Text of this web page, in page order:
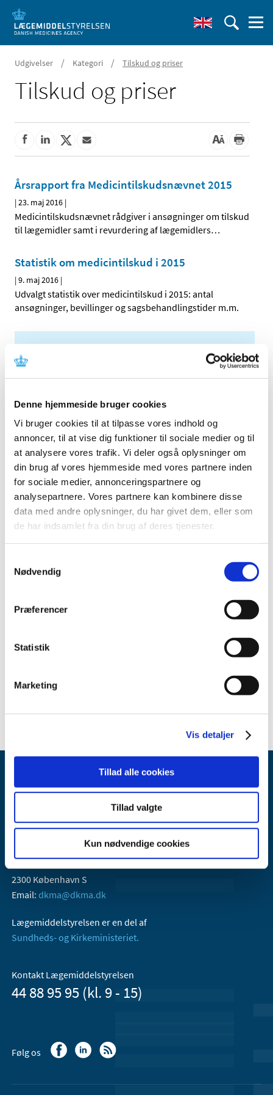
Denne hjemmeside bruger cookies
Vi bruger cookies til at tilpasse vores indhold og
annoncer, til at vise dig funktioner til sociale medier og til
at analysere vores trafik. Vi deler også oplysninger om
din brug af vores hjemmeside med vores partnere inden
for sociale medier, annonceringspartnere og
analysepartnere. Vores partnere kan kombinere disse
data med andre oplysninger, du har givet dem, eller som
de har indsamlet fra din brug af deres tjenester.
Nødvendig
Præferencer
Statistik
Marketing
Vis detaljer
Tillad alle cookies
Tillad valgte
Kun nødvendige cookies
Udgivelser / Kategori / Tilskud og priser
Tilskud og priser
Årsrapport fra Medicintilskudsnævnet 2015
|23. maj 2016 |
Medicintilskudsnævnet rådgiver i ansøgninger om tilskud
til lægemidler samt i revurdering af lægemidlers…
Statistik om medicintilskud i 2015
|9. maj 2016 |
Udvalgt statistik over medicintilskud i 2015: antal
ansøgninger, bevillinger og sagsbehandlingstider m.m.
2022 (2)
2020 (1)
2019 (1)
2018 (4)
2017 (2)
2016 (2)
maj (2)
2015 (2)
2014 (3)
2012 (2)
2010 (2)
2008 (2)
2006 (2)
Lægemiddelstyrelsen
2300 København S
Email: dkma@dkma.dk
Lægemiddelstyrelsen er en del af
Sundheds- og Kirkeministeriet.
Kontakt Lægemiddelstyrelsen
44 88 95 95 (kl. 9 - 15)
Følg os